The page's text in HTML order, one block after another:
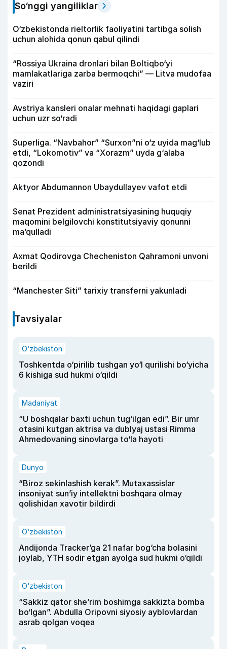
So‘nggi yangiliklar
O‘zbekistonda rieltorlik faoliyatini tartibga solish
uchun alohida qonun qabul qilindi
“Rossiya Ukraina dronlari bilan Boltiqbo‘yi
mamlakatlariga zarba bermoqchi” — Litva mudofaa
vaziri
Avstriya kansleri onalar mehnati haqidagi gaplari
uchun uzr so‘radi
Superliga. “Navbahor” “Surxon”ni o‘z uyida mag‘lub
etdi, “Lokomotiv” va “Xorazm” uyda g‘alaba
qozondi
Aktyor Abdu­mannon Ubaydullayev vafot etdi
Senat Prezident administratsiyasining huquqiy
maqomini belgilovchi konstitutsiyaviy qonunni
ma’qulladi
Axmat Qodirovga Checheniston Qahramoni unvoni
berildi
“Manchester Siti” tarixiy transferni yakunladi
Tavsiyalar
O‘zbekiston
Toshkentda o‘pirilib tushgan yo‘l qurilishi bo‘yicha
6 kishiga sud hukmi o‘qildi
Madaniyat
“U boshqalar baxti uchun tug‘ilgan edi”. Bir umr
otasini kutgan aktrisa va dublyaj ustasi Rimma
Ahmedovaning sinovlarga to‘la hayoti
Dunyo
“Biroz sekinlashish kerak”. Mutaxassislar
insoniyat sun’iy intellektni boshqara olmay
qolishidan xavotir bildirdi
O‘zbekiston
Andijonda Tracker’ga 21 nafar bog‘cha bolasini
joylab, YTH sodir etgan ayolga sud hukmi o‘qildi
O‘zbekiston
“Sakkiz qator she’rim boshimga sakkizta bomba
bo‘lgan”. Abdulla Oripovni siyosiy ayblovlardan
asrab qolgan voqea